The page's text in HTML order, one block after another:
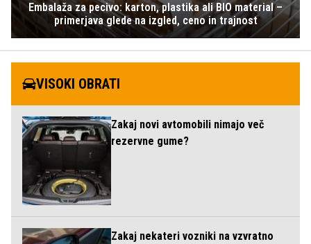
Embalaža za pecivo: karton, plastika ali BIO material –
primerjava glede na izgled, ceno in trajnost
VISOKI OBRATI
Zakaj novi avtomobili nimajo več
rezervne gume?
Zakaj nekateri vozniki na vzvratno